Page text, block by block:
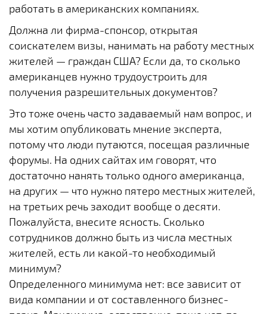
работать в американских компаниях.
Должна ли фирма-спонсор, открытая
соискателем визы, нанимать на работу местных
жителей — граждан США? Если да, то сколько
американцев нужно трудоустроить для
получения разрешительных документов?
Это тоже очень часто задаваемый нам вопрос, и
мы хотим опубликовать мнение эксперта,
потому что люди путаются, посещая различные
форумы. На одних сайтах им говорят, что
достаточно нанять только одного американца,
на других — что нужно пятеро местных жителей,
на третьих речь заходит вообще о десяти.
Пожалуйста, внесите ясность. Сколько
сотрудников должно быть из числа местных
жителей, есть ли какой-то необходимый
минимум?
Определенного минимума нет: все зависит от
вида компании и от составленного бизнес-